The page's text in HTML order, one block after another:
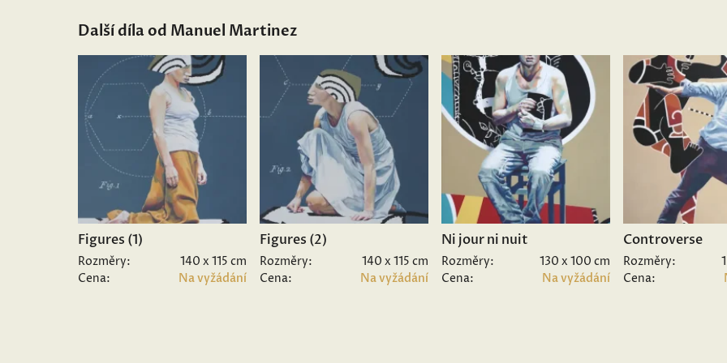
Další díla od Manuel Martinez
Figures (1)
Rozměry:
140 x 115 cm
Cena:
Na vyžádání
Figures (2)
Rozměry:
140 x 115 cm
Cena:
Na vyžádání
Ni jour ni nuit
Rozměry:
130 x 100 cm
Cena:
Na vyžádání
Controverse
Rozměry:
Cena: